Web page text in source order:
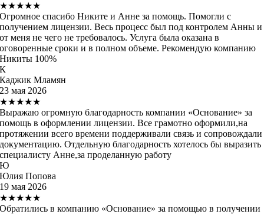
★★★★★
Огромное спасибо Никите и Анне за помощь. Помогли с
получением лицензии. Весь процесс был под контролем Анны и
от меня не чего не требовалось. Услуга была оказана в
оговоренные сроки и в полном объеме. Рекомендую компанию
Никиты 100%
К
Каджик Мламян
23 мая 2026
★★★★★
Выражаю огромную благодарность компании «Основание» за
помощь в оформлении лицензии. Все грамотно оформили,на
протяжении всего времени поддерживали связь и сопровождали
документацию. Отдельную благодарность хотелось бы выразить
специалисту Анне,за проделанную работу
Ю
Юлия Попова
19 мая 2026
★★★★★
Обратились в компанию «Основание» за помощью в получении